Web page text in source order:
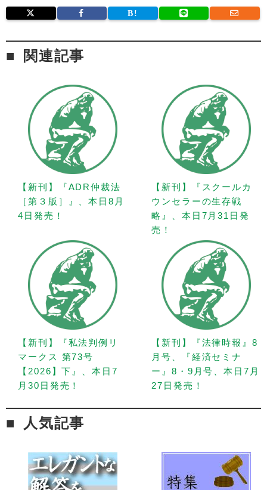
関連記事
【新刊】『ADR仲裁法
［第３版］』、本日8月
4日発売！
【新刊】『スクールカ
ウンセラーの生存戦
略』、本日7月31日発
売！
【新刊】『私法判例リ
マークス 第73号
【2026】下』、本日7
月30日発売！
【新刊】『法律時報』8
月号、『経済セミナ
ー』8・9月号、本日7月
27日発売！
人気記事